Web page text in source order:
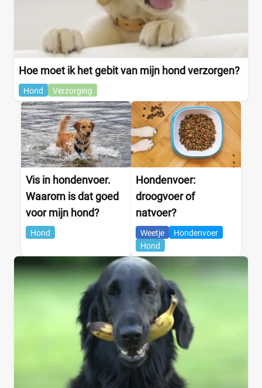
Hoe moet ik het gebit van mijn hond verzorgen?
Hond Verzorging
Vis in hondenvoer.
Waarom is dat goed
voor mijn hond?
Hond
Hondenvoer:
droogvoer of
natvoer?
Weetje
Hondenvoer
Hond